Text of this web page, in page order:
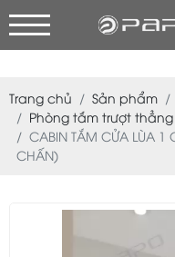
Trang chủ Sản phẩm
Phòng tắm trượt thẳng
CABIN TẮM CỬA LÙA
CHẤN)